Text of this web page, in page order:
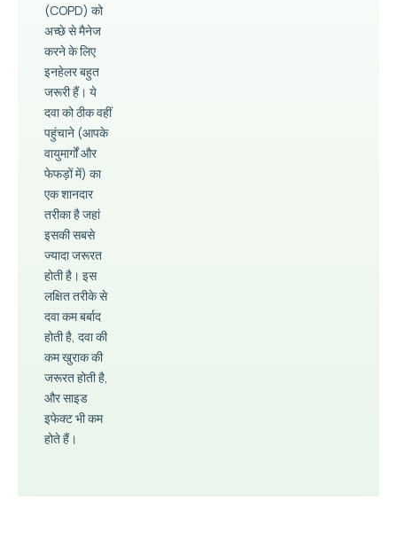
(COPD) को
अच्छे से मैनेज
करने के लिए
इनहेलर बहुत
जरूरी हैं। ये
दवा को ठीक वहीं
पहुंचाने (आपके
वायुमार्गों और
फेफड़ों में) का
एक शानदार
तरीका है जहां
इसकी सबसे
ज्यादा जरूरत
होती है। इस
लक्षित तरीके से
दवा कम बर्बाद
होती है, दवा की
कम खुराक की
जरूरत होती है,
और साइड
इफेक्ट भी कम
होते हैं।